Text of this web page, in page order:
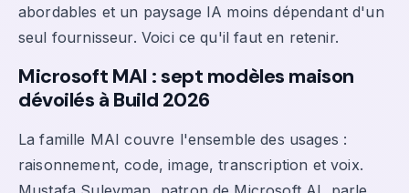
abordables et un paysage IA moins dépendant d'un
seul fournisseur. Voici ce qu'il faut en retenir.
Microsoft MAI : sept modèles maison
dévoilés à Build 2026
La famille MAI couvre l'ensemble des usages :
raisonnement, code, image, transcription et voix.